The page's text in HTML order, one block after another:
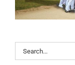
Search
for: